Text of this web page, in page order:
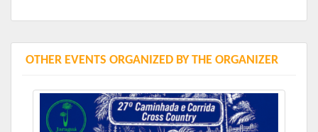
OTHER EVENTS ORGANIZED BY THE ORGANIZER